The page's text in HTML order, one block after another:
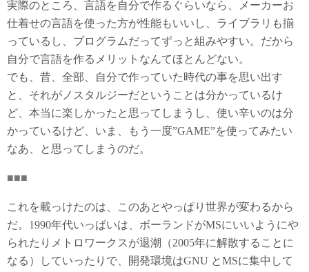
実際のところ、言語を自分で作るぐらいなら、メーカーお
仕着せの言語を使った方が性能もいいし、ライブラリも揃
っているし、プログラムだってずっと組みやすい。だから
自分で言語を作るメリットなんてほとんどない。
でも、昔、全部、自分で作っていた時代の事を思い出す
と、それがノスタルジーだということは分かっているけ
ど、本当に楽しかったと思ってしまうし、使い辛いのは分
かっているけど、いま、もう一度”GAME”を使ってみたい
なあ、と思ってしまうのだ。
■■■
これを載っけたのは、このあとやっぱり世界が変わるから
だ。1990年代いっぱいは、ボーランドがMSにいいようにや
られたりメトロワークスが退潮（2005年に解散することに
なる）していったりで、開発環境はGNU とMSに集中して